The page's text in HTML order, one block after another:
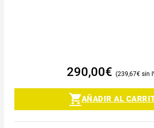
290,00€ 239,67€
AÑADIR AL